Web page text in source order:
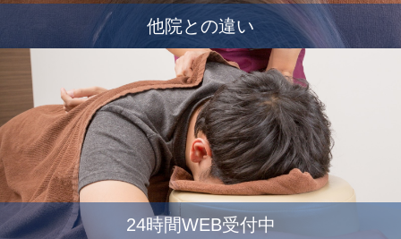
他院との違い
24時間WEB受付中